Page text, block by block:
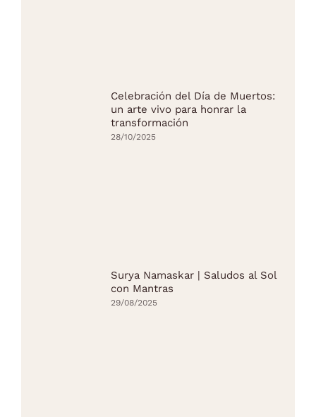
Celebración del Día de Muertos:
un arte vivo para honrar la
transformación
28/10/2025
Surya Namaskar | Saludos al Sol
con Mantras
29/08/2025